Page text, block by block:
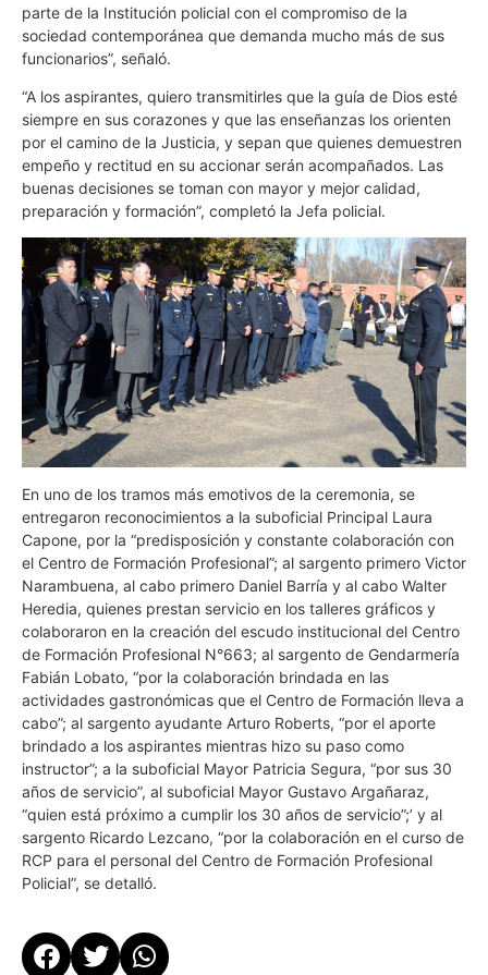
parte de la Institución policial con el compromiso de la
sociedad contemporánea que demanda mucho más de sus
funcionarios”, señaló.
“A los aspirantes, quiero transmitirles que la guía de Dios esté
siempre en sus corazones y que las enseñanzas los orienten
por el camino de la Justicia, y sepan que quienes demuestren
empeño y rectitud en su accionar serán acompañados. Las
buenas decisiones se toman con mayor y mejor calidad,
preparación y formación”, completó la Jefa policial.
En uno de los tramos más emotivos de la ceremonia, se
entregaron reconocimientos a la suboficial Principal Laura
Capone, por la “predisposición y constante colaboración con
el Centro de Formación Profesional”; al sargento primero Victor
Narambuena, al cabo primero Daniel Barría y al cabo Walter
Heredia, quienes prestan servicio en los talleres gráficos y
colaboraron en la creación del escudo institucional del Centro
de Formación Profesional N°663; al sargento de Gendarmería
Fabián Lobato, “por la colaboración brindada en las
actividades gastronómicas que el Centro de Formación lleva a
cabo”; al sargento ayudante Arturo Roberts, “por el aporte
brindado a los aspirantes mientras hizo su paso como
instructor”; a la suboficial Mayor Patricia Segura, “por sus 30
años de servicio”, al suboficial Mayor Gustavo Argañaraz,
“quien está próximo a cumplir los 30 años de servicio”;’ y al
sargento Ricardo Lezcano, “por la colaboración en el curso de
RCP para el personal del Centro de Formación Profesional
Policial”, se detalló.